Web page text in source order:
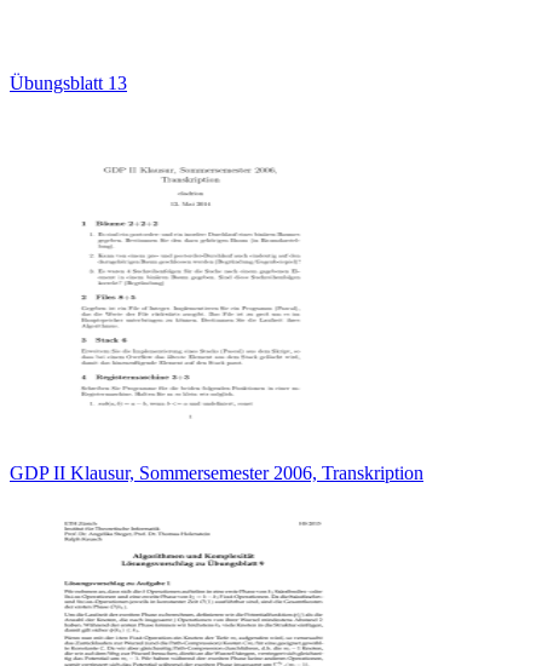
Übungsblatt 13
GDP II Klausur, Sommersemester 2006, Transkription